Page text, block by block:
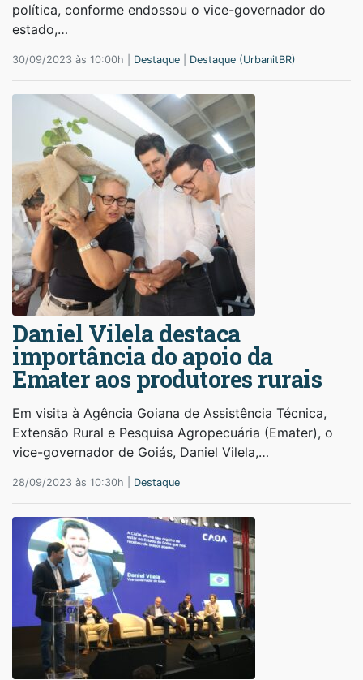
política, conforme endossou o vice-governador do
estado,…
30/09/2023 às 10:00h | Destaque Destaque (UrbanitBR)
Daniel Vilela destaca
importância do apoio da
Emater aos produtores rurais
Em visita à Agência Goiana de Assistência Técnica,
Extensão Rural e Pesquisa Agropecuária (Emater), o
vice-governador de Goiás, Daniel Vilela,…
28/09/2023 às 10:30h | Destaque